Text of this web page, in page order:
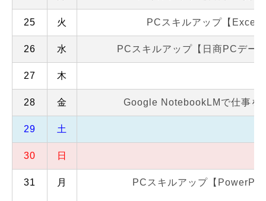
25 火 PCスキルアップ【Excel
26 水 PCスキルアップ【日商PCデー
27 木
28 金 Google NotebookLMで仕事を
29 土
30 日
31 月 PCスキルアップ【